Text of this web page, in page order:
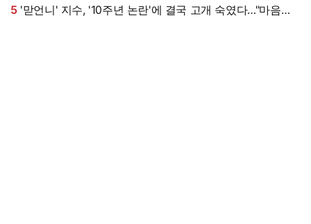
5'맏언니' 지수, '10주년 논란'에 결국 고개 숙였다…"마음